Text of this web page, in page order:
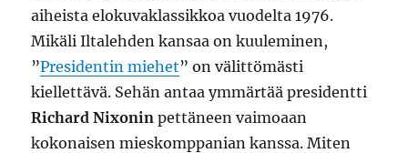
aiheista elokuvaklassikkoa vuodelta 1976.
Mikäli Iltalehden kansaa on kuuleminen,
”Presidentin miehet” on välittömästi
kiellettävä. Sehän antaa ymmärtää presidentti
Richard Nixonin pettäneen vaimoaan
kokonaisen mieskomppanian kanssa. Miten